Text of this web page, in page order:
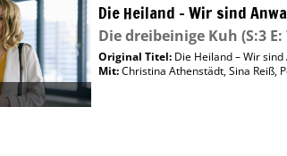
Die Heiland – Wir sind
Die dreibeinige Kuh (S:3 E:
Original Titel: Die Heiland – Wir sind
Mit:Christina Athenstädt,Sina Reiß,